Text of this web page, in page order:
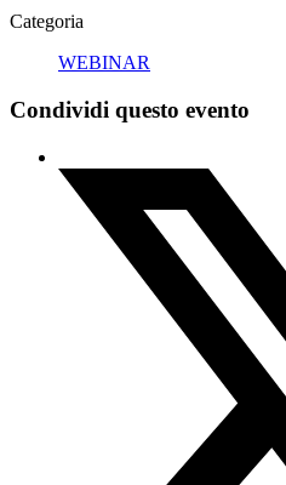
Categoria
WEBINAR
Condividi questo evento